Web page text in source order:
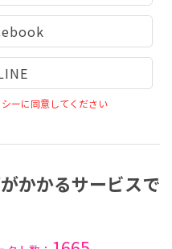
ーに同意してください
かかるサービスで